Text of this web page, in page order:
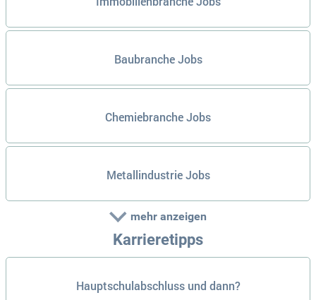
Baubranche Jobs
Chemiebranche Jobs
Metallindustrie Jobs
mehr anzeigen
Karrieretipps
Hauptschulabschluss und dann?